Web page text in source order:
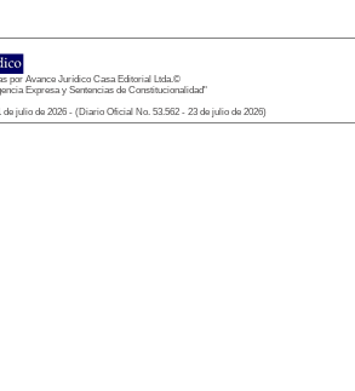
por Avance Jurídico Casa Editorial Ltda.©
Expresa y Sentencias de Constitucionalidad"
julio de 2026 - (Diario Oficial No. 53.562 - 23 de julio de 2026)